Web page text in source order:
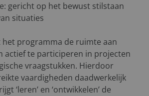
gericht op het bewust stilstaan
situaties
programma de ruimte aan
actief te participeren in projecten
vraagstukken. Hierdoor
vaardigheden daadwerkelijk
‘leren’ en ‘ontwikkelen’ de